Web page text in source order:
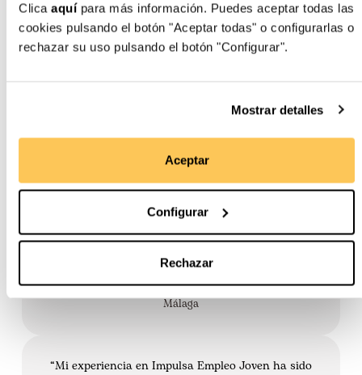
Clica aquí para más información. Puedes aceptar todas las
cookies pulsando el botón "Aceptar todas" o configurarlas o
rechazar su uso pulsando el botón "Configurar".
Mostrar detalles
Aceptar
Configurar
Rechazar
"Me encontraba en una situación de incertidumbre
sobre mi futuro laboral y conocer Impulsa Empleo
Joven me abrió una nueva vía. Con la formación
“Impulsa Empleo Joven me ayuda a encontrar
empleo, tengo un trato personalizado y orientación.
Además de todo tipo de mentorías, conocí a un
Asier
Málaga
“Mi experiencia en Impulsa Empleo Joven ha sido